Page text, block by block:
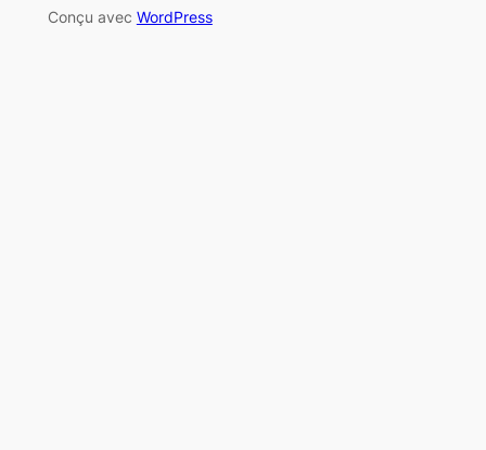
Conçu avec WordPress